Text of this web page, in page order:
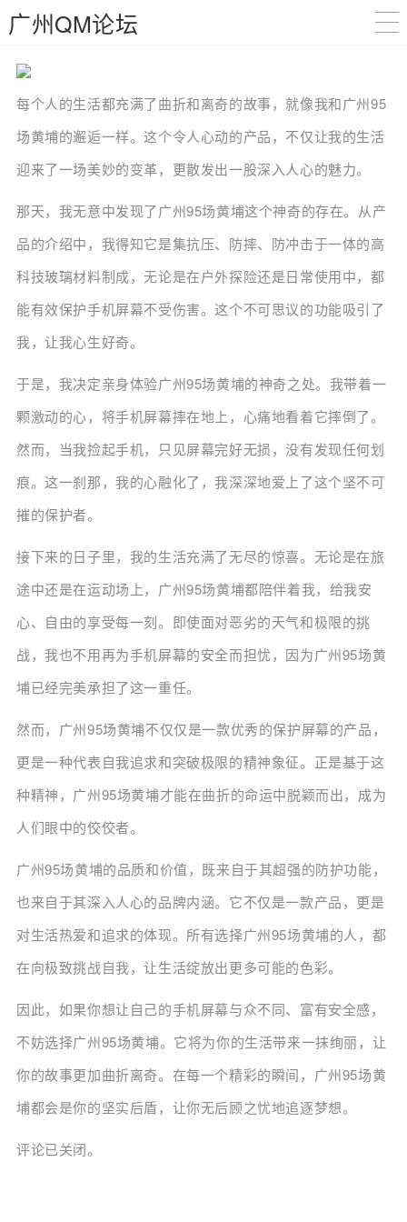
广州QM论坛
每个人的生活都充满了曲折和离奇的故事，就像我和广州95
场黄埔的邂逅一样。这个令人心动的产品，不仅让我的生活
迎来了一场美妙的变革，更散发出一股深入人心的魅力。
那天，我无意中发现了广州95场黄埔这个神奇的存在。从产
品的介绍中，我得知它是集抗压、防摔、防冲击于一体的高
科技玻璃材料制成，无论是在户外探险还是日常使用中，都
能有效保护手机屏幕不受伤害。这个不可思议的功能吸引了
我，让我心生好奇。
于是，我决定亲身体验广州95场黄埔的神奇之处。我带着一
颗激动的心，将手机屏幕摔在地上，心痛地看着它摔倒了。
然而，当我捡起手机，只见屏幕完好无损，没有发现任何划
痕。这一刹那，我的心融化了，我深深地爱上了这个坚不可
摧的保护者。
接下来的日子里，我的生活充满了无尽的惊喜。无论是在旅
途中还是在运动场上，广州95场黄埔都陪伴着我，给我安
心、自由的享受每一刻。即使面对恶劣的天气和极限的挑
战，我也不用再为手机屏幕的安全而担忧，因为广州95场黄
埔已经完美承担了这一重任。
然而，广州95场黄埔不仅仅是一款优秀的保护屏幕的产品，
更是一种代表自我追求和突破极限的精神象征。正是基于这
种精神，广州95场黄埔才能在曲折的命运中脱颖而出，成为
人们眼中的佼佼者。
广州95场黄埔的品质和价值，既来自于其超强的防护功能，
也来自于其深入人心的品牌内涵。它不仅是一款产品，更是
对生活热爱和追求的体现。所有选择广州95场黄埔的人，都
在向极致挑战自我，让生活绽放出更多可能的色彩。
因此，如果你想让自己的手机屏幕与众不同、富有安全感，
不妨选择广州95场黄埔。它将为你的生活带来一抹绚丽，让
你的故事更加曲折离奇。在每一个精彩的瞬间，广州95场黄
埔都会是你的坚实后盾，让你无后顾之忧地追逐梦想。
评论已关闭。